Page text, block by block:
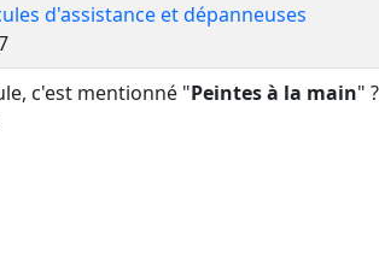
d'assistance et dépanneuses
c'est mentionné "Peintes à la main"